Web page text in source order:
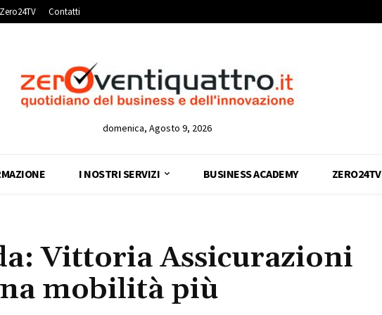
Zero24TV Contatti
domenica, Agosto 9, 2026
I NOSTRI SERVIZI BUSINESS ACADEMY ZERO24TV
Vittoria Assicurazioni
mobilità più